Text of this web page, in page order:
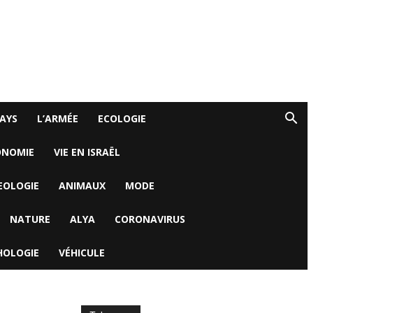
L’ARMÉE ECOLOGIE
VIE EN ISRAËL
ANIMAUX MODE
NATURE ALYA CORONAVIRUS
VÉHICULE